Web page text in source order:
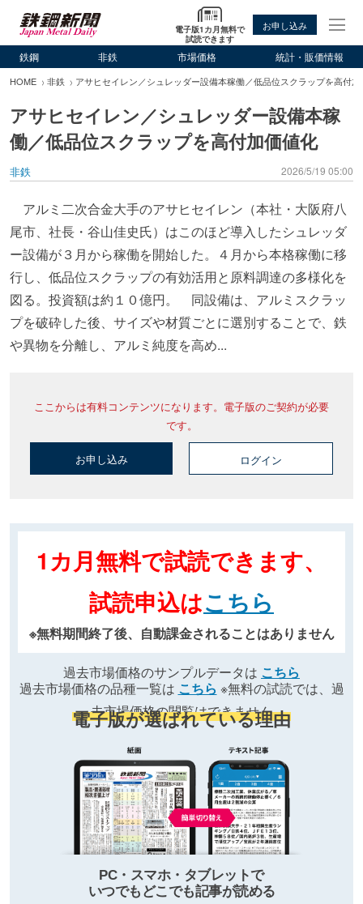
電子版1カ月無料で
試読できます
お申し込み
鉄鋼 非鉄 市場価格 統計・販価情報
HOME 非鉄 アサヒセイレン／シュレッダー設備本稼働／低品位スクラップを高付
アサヒセイレン／シュレッダー設備本稼
働／低品位スクラップを高付加価値化
非鉄 2026/5/19 05:00
アルミ二次合金大手のアサヒセイレン（本社・大阪府八
尾市、社長・谷山佳史氏）はこのほど導入したシュレッダ
ー設備が３月から稼働を開始した。４月から本格稼働に移
行し、低品位スクラップの有効活用と原料調達の多様化を
図る。投資額は約１０億円。 同設備は、アルミスクラッ
プを破砕した後、サイズや材質ごとに選別することで、鉄
や異物を分離し、アルミ純度を高め...
ここからは有料コンテンツになります。電子版のご契約が必要
です。
お申し込み ログイン
1カ月無料で試読できます、
試読申込はこちら
※無料期間終了後、自動課金されることはありません
過去市場価格のサンプルデータは こちら
過去市場価格の品種一覧は こちら ※無料の試読では、過
去市場価格の閲覧はできません
電子版が選ばれている理由
PC・スマホ・タブレットで
いつでもどこでも記事が読める